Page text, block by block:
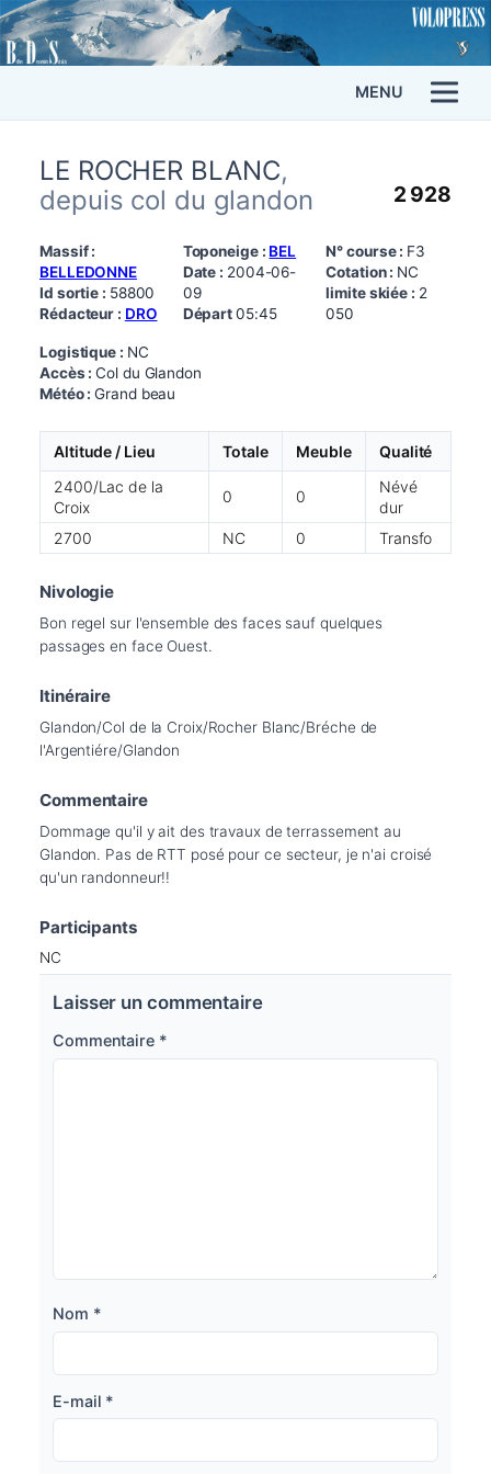
MENU
LE ROCHER BLANC,
depuis col du glandon
2 928
Massif :
BELLEDONNE
Id sortie : 58800
Rédacteur : DRO
Toponeige : BEL
Date : 2004-06-
09
Départ05:45
N° course : F3
Cotation : NC
limite skiée : 2
050
Logistique : NC
Accès :Col du Glandon
Météo :Grand beau
Altitude / Lieu Totale Meuble
Qualité
2400/Lac de la
Croix
0 0
Névé
dur
2700
NC 0 Transfo
Nivologie
Bon regel sur l'ensemble des faces sauf quelques
passages en face Ouest.
Itinéraire
Glandon/Col de la Croix/Rocher Blanc/Bréche de
l'Argentiére/Glandon
Commentaire
Dommage qu'il y ait des travaux de terrassement au
Glandon. Pas de RTT posé pour ce secteur, je n'ai croisé
qu'un randonneur!!
Participants
NC
Laisser un commentaire
Commentaire *
Nom *
E-mail *